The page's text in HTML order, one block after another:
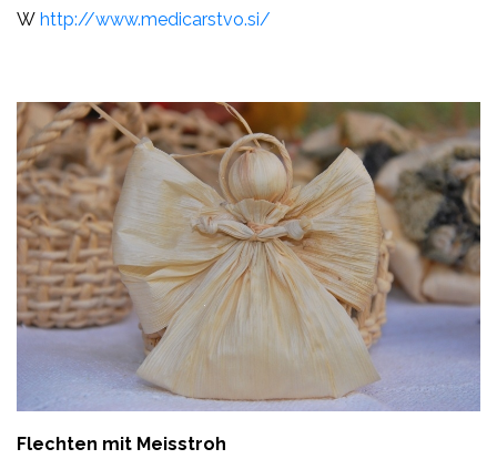
W http://www.medicarstvo.si/
Flechten mit Meisstroh